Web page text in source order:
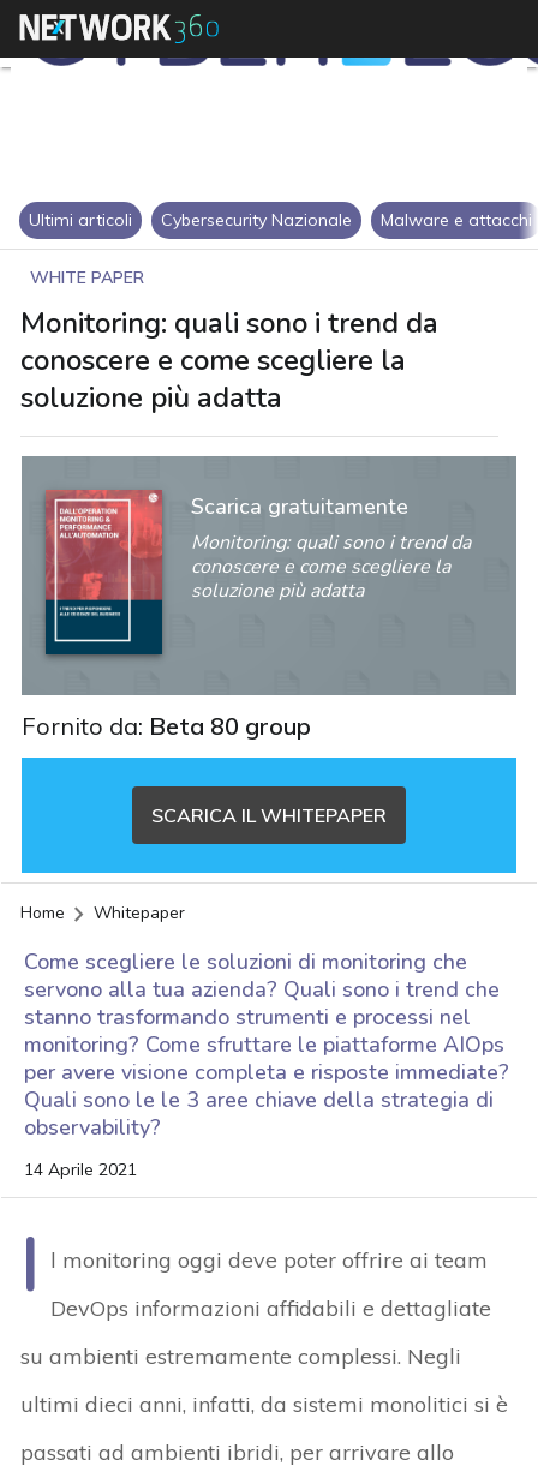
Ultimi articoli Cybersecurity Nazionale Malware e attacchi
WHITE PAPER
Monitoring: quali sono i trend da
conoscere e come scegliere la
soluzione più adatta
Scarica gratuitamente
Monitoring: quali sono i trend da
conoscere e come scegliere la
soluzione più adatta
Fornito da: Beta 80 group
SCARICA IL WHITEPAPER
Home Whitepaper
Come scegliere le soluzioni di monitoring che
servono alla tua azienda? Quali sono i trend che
stanno trasformando strumenti e processi nel
monitoring? Come sfruttare le piattaforme AIOps
per avere visione completa e risposte immediate?
Quali sono le le 3 aree chiave della strategia di
observability?
14 Aprile 2021
I
l monitoring oggi deve poter offrire ai team
DevOps informazioni affidabili e dettagliate
su ambienti estremamente complessi. Negli
ultimi dieci anni, infatti, da sistemi monolitici si è
passati ad ambienti ibridi, per arrivare allo